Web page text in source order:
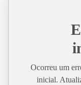
Ocorreu um
inicial.